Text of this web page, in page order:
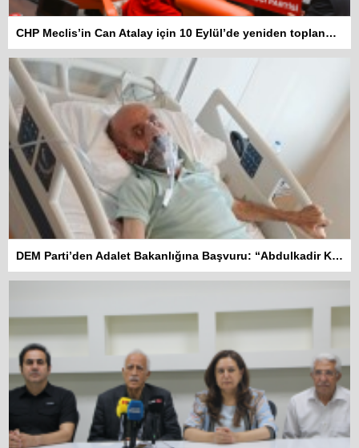
CHP Meclis’in Can Atalay için 10 Eylül’de yeniden toplanmasını istedi
DEM Parti’den Adalet Bakanlığına Başvuru: “Abdulkadir Kuday tahliye edilsin”